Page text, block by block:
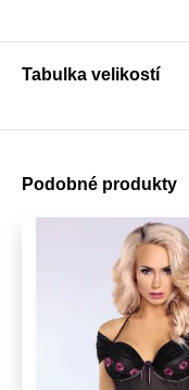
Tabulka velikostí
Podobné produkty